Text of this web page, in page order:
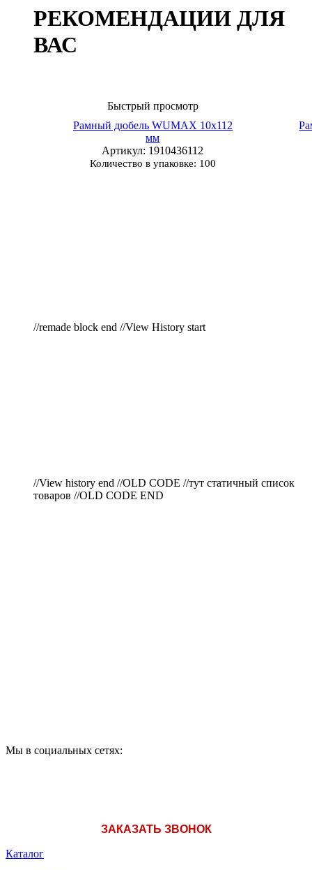
РЕКОМЕНДАЦИИ ДЛЯ
ВАС
Быстрый просмотр
Рамный дюбель WUMAX 10х112
мм
Артикул: 1910436112
Количество в упаковке: 100
//remade block end //View History start
//View history end //OLD CODE //тут статичный список
товаров //OLD CODE END
Мы в социальных сетях:
ЗАКАЗАТЬ ЗВОНОК
Каталог